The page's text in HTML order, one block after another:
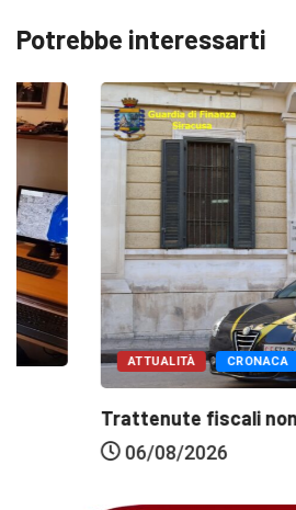
Potrebbe interessarti
ATTUALITÀ CRONACA
Trattenute fiscali non
06/08/2026